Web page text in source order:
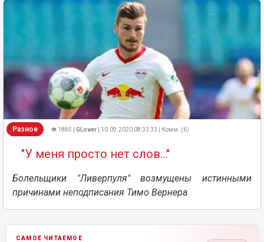
Разное 👁 1885 | GLover | 10.09.2020 08:33:33 | Комм. (6)
"У меня просто нет слов..."
Болельщики "Ливерпуля" возмущены истинными
причинами неподписания Тимо Вернера
САМОЕ ЧИТАЕМОЕ